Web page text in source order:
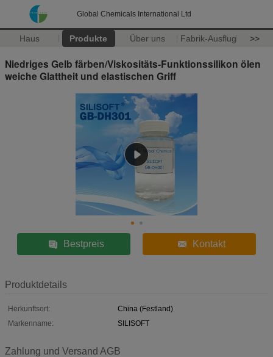
Global Chemicals International Ltd
Haus Produkte Über uns Fabrik-Ausflug >>
Niedriges Gelb färben/Viskositäts-Funktionssilikon ölen
weiche Glattheit und elastischen Griff
Bestpreis Kontakt
Produktdetails
Herkunftsort:
China (Festland)
Markenname:
SILISOFT
Zahlung und Versand AGB